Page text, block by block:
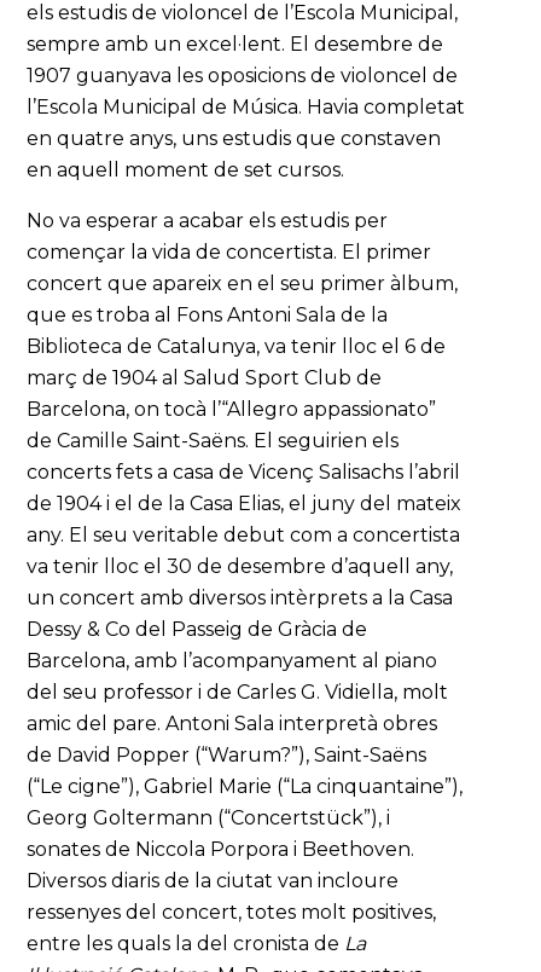
els estudis de violoncel de l’Escola Municipal,
sempre amb un excel·lent. El desembre de
1907 guanyava les oposicions de violoncel de
l’Escola Municipal de Música. Havia completat
en quatre anys, uns estudis que constaven
en aquell moment de set cursos.
No va esperar a acabar els estudis per
començar la vida de concertista. El primer
concert que apareix en el seu primer àlbum,
que es troba al Fons Antoni Sala de la
Biblioteca de Catalunya, va tenir lloc el 6 de
març de 1904 al Salud Sport Club de
Barcelona, on tocà l’“Allegro appassionato”
de Camille Saint-Saëns. El seguirien els
concerts fets a casa de Vicenç Salisachs l’abril
de 1904 i el de la Casa Elias, el juny del mateix
any. El seu veritable debut com a concertista
va tenir lloc el 30 de desembre d’aquell any,
un concert amb diversos intèrprets a la Casa
Dessy & Co del Passeig de Gràcia de
Barcelona, amb l’acompanyament al piano
del seu professor i de Carles G. Vidiella, molt
amic del pare. Antoni Sala interpretà obres
de David Popper (“Warum?”), Saint-Saëns
(“Le cigne”), Gabriel Marie (“La cinquantaine”),
Georg Goltermann (“Concertstück”), i
sonates de Niccola Porpora i Beethoven.
Diversos diaris de la ciutat van incloure
ressenyes del concert, totes molt positives,
entre les quals la del cronista de La